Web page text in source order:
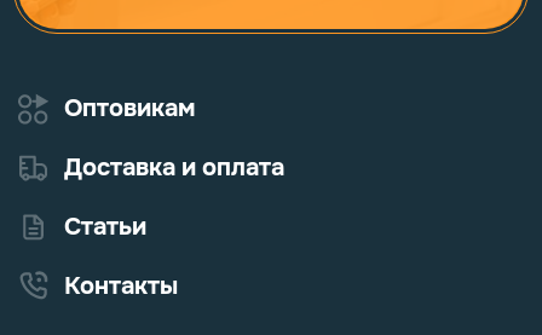
Оптовикам
Доставка и оплата
Статьи
Контакты